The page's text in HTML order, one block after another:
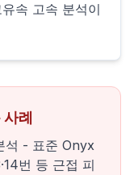
속 고속 분석이
례
석 - 표준 Onyx
번 등 근접 피